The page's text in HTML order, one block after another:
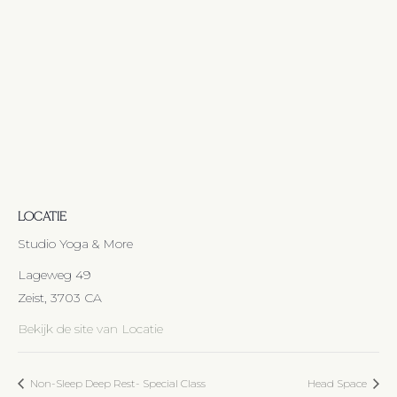
LOCATIE
Studio Yoga & More
Lageweg 49
Zeist, 3703 CA
Bekijk de site van Locatie
Non-Sleep Deep Rest- Special Class Head Space